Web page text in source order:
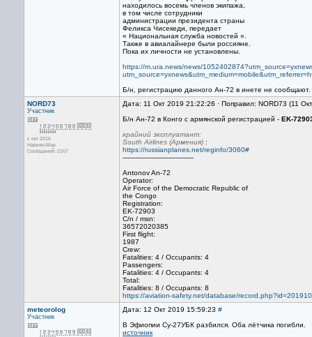
находилось восемь членов экипажа,
в том числе сотрудники
администрации президента страны
Феликса Чисекеди, передает
« Национальная служба новостей ».
Также в авиалайнере были россияне.
Пока их личности не установлены.
https://m.ura.news/news/
Б/н, регистрацию данного Ан-72 в инете не сообщают.
NORD73
Участник
с окт 2016
Нарьян-Мар
Сообщений: 2167
Дата: 11 Окт 2019 21:22:26 · Поправил: NORD73 (11
Б/н Ан-72 в Конго с армянской регистрацией - EK-
крайний эксплуатант:
South Airlines (Армения) :
https://russianplanes.net/reginfo/3060#
----------------------------------
Antonov An-72
Operator:
Air Force of the Democratic Republic of
the Congo
Registration:
EK-72903
C/n / msn:
36572020385
First flight:
1987
Crew:
Fatalities: 4 / Occupants: 4
Passengers:
Fatalities: 4 / Occupants: 4
Total:
Fatalities: 8 / Occupants: 8
https://aviation-safety.net/database/
meteorolog
Участник
Дата: 12 Окт 2019 15:59:23 #
В Эфиопии Су-27УБК разбился. Оба лётчика погибли.
источник